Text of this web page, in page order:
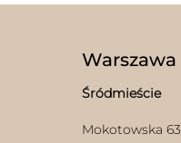
na
stronie
produktu
Warszawa
Śródmieście
Mokotowska 63